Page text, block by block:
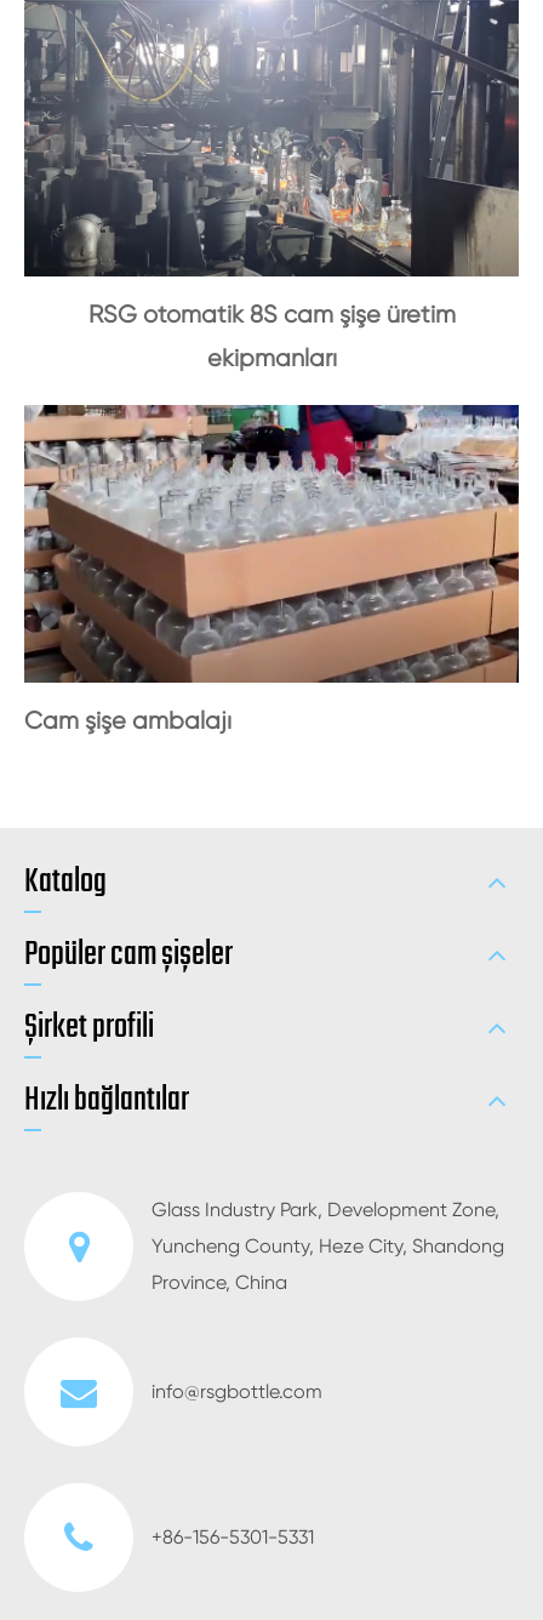
RSG otomatik 8S cam şişe üretim
ekipmanları
Cam şişe ambalajı
Katalog
Popüler cam şişeler
Şirket profili
Hızlı bağlantılar
Glass Industry Park, Development Zone,
Yuncheng County, Heze City, Shandong
Province, China
info@rsgbottle.com
+86-156-5301-5331